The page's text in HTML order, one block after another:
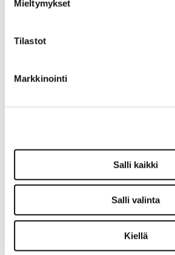
Mieltymykset
Tilastot
Markkinointi
Salli kaikki
Salli valinta
Kiellä
Öljyt, nesteet & maalit
Moottoriöljyt
Liimat ja massat
Maalit
Omistajan käsikirjat
Muu autokirjallisuus
Korinosat